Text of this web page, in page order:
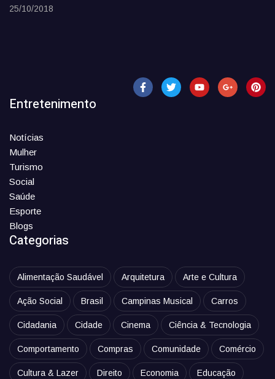
25/10/2018
Entretenimento
Notícias
Mulher
Turismo
Social
Saúde
Esporte
Blogs
Categorias
Alimentação Saudável Arquitetura Arte e Cultura
Ação Social Brasil Campinas Musical Carros
Cidadania Cidade Cinema Ciência & Tecnologia
Comportamento Compras Comunidade Comércio
Cultura & Lazer Direito Economia Educação